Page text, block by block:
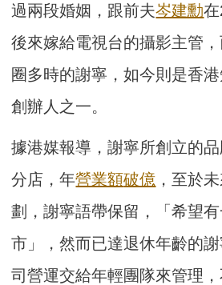
過兩段婚姻，跟前夫岑建勳
後來嫁給電視台的攝影主管
圈多時的謝寧，如今則是香港
創辦人之一。
據港媒報導，謝寧所創立的
分店，年營業額破億 ，至於
劃，謝寧語帶保留，「希望
市」，然而已達退休年齡的
司營運交給年輕團隊來管理